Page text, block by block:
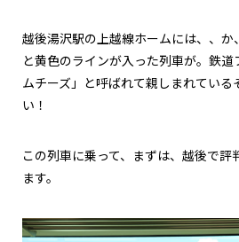
越後湯沢駅の上越線ホームには、、
と黄色のラインが入った列車が。鉄
ムチーズ」と呼ばれて親しまれている
い！
この列車に乗って、まずは、越後で評
ます。